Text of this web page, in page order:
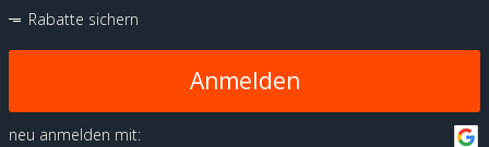
Rabatte sichern
Anmelden
neu anmelden mit: